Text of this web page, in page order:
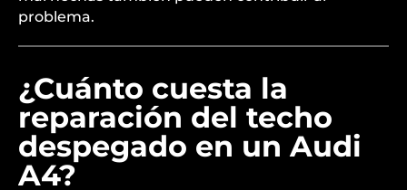
problema.
¿Cuánto cuesta la
reparación del techo
despegado en un Audi
A4?